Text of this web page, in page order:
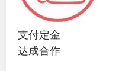
支付定金
达成合作